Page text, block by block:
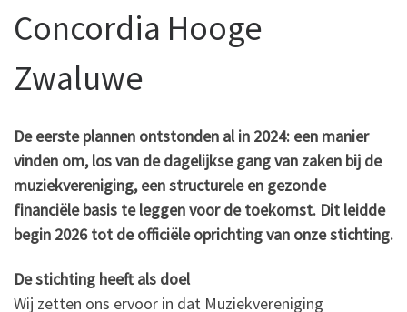
Concordia Hooge
Zwaluwe
De eerste plannen ontstonden al in 2024: een manier
vinden om, los van de dagelijkse gang van zaken bij de
muziekvereniging, een structurele en gezonde
financiële basis te leggen voor de toekomst. Dit leidde
begin 2026 tot de officiële oprichting van onze stichting.
De stichting heeft als doel
Wij zetten ons ervoor in dat Muziekvereniging